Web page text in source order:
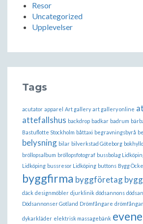
Resor
Uncategorized
Upplevelser
Tags
acutator apparel Art gallery art gallery online
attefallshus backdrop badkar badrum
Bastuflotte Stockholm båttaxi begravningsbyrå
belysning bilar bilverkstad Göteborg
bröllopsalbum bröllopsfotograf bussbolag
Lidköping bussresor Lidköping buttons Bygg
byggfirma byggföretag
däck designmöbler djurklinik dödsannons
Dödsannonser Gotland Drömfångare
dykarkläder elektrisk massagebänk